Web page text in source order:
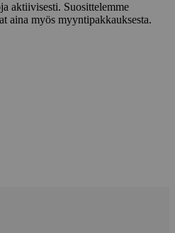
aktiivisesti. Suosittelemme
aina myös myyntipakkauksesta.